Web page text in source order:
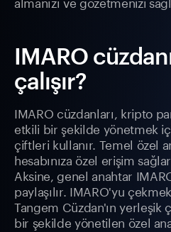
IMARO
çalışır?
IMARO cüzdanları, kripto
etkili bir şekilde yönetmek
çiftleri kullanır. Temel özel
hesabınıza özel erişim
Aksine, genel anahtar
paylaşılır. IMARO'yu
Tangem Cüzdan'ın yerleşik
bir şekilde yönetilen özel